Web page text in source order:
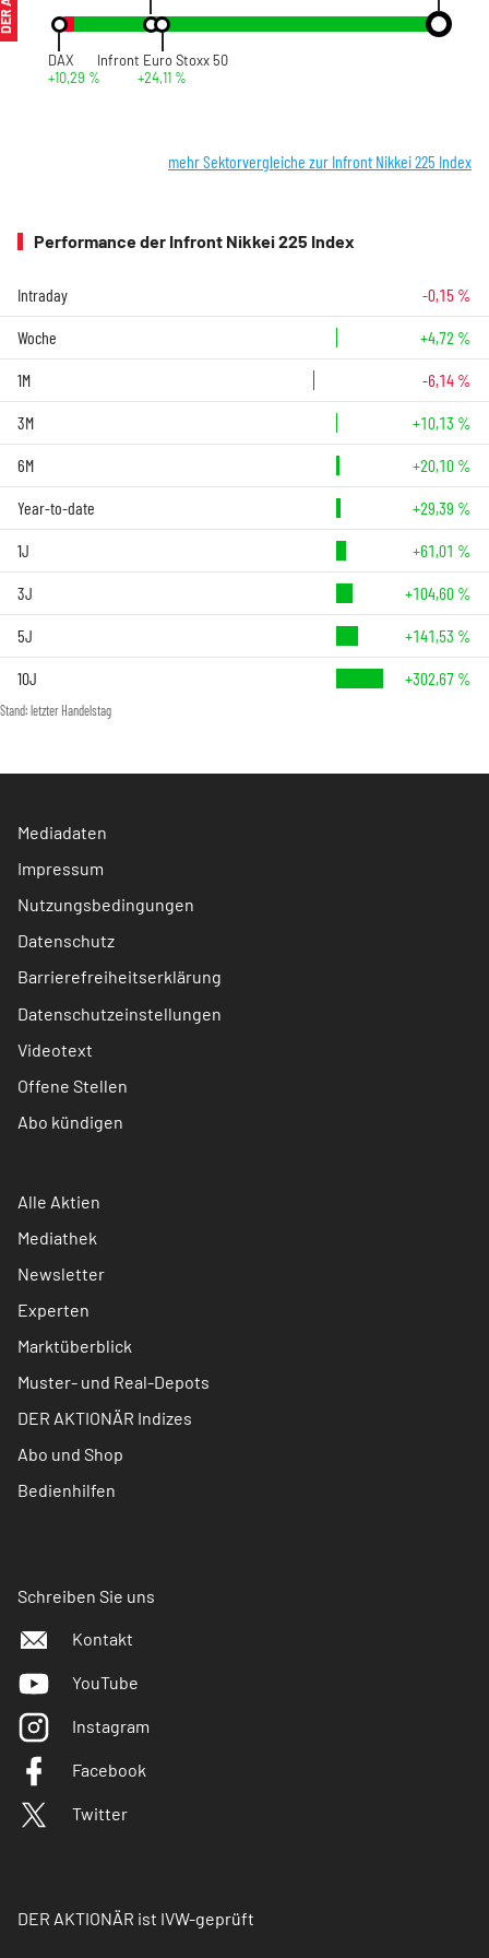
DAX
+10,29 %
Infront Euro Stoxx 50
+24,11 %
mehr Sektorvergleiche zur Infront Nikkei 225 Index
Performance der Infront Nikkei 225 Index
Intraday -0,15 %
Woche +4,72 %
1M -6,14 %
3M +10,13 %
6M +20,10 %
Year-to-date +29,39 %
1J +61,01 %
3J +104,60 %
5J +141,53 %
10J +302,67 %
Stand: letzter Handelstag
Mediadaten
Impressum
Nutzungsbedingungen
Datenschutz
Barrierefreiheitserklärung
Datenschutzeinstellungen
Videotext
Offene Stellen
Abo kündigen
Alle Aktien
Mediathek
Newsletter
Experten
Marktüberblick
Muster- und Real-Depots
DER AKTIONÄR Indizes
Abo und Shop
Bedienhilfen
Schreiben Sie uns
Kontakt
YouTube
Instagram
Facebook
Twitter
DER AKTIONÄR ist IVW-geprüft